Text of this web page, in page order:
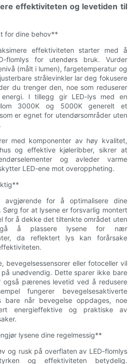
effektiviteten og levetiden til
for dine behov**
effektiviteten starter med å
flomlys for utendørs bruk. Vurder
(målt i lumen), fargetemperatur og
strålevinkler lar deg fokusere
du trenger den, noe som reduserer
I tillegg gir LED-lys med en
3000K og 5000K generelt et
er egnet for utendørsområder uten
med komponenter av høy kvalitet,
og effektive kjøleribber, sikrer at
og avleder varme
LED-ene mot overoppheting.
avgjørende for å optimalisere dine
Sørg for at lysene er forsvarlig montert
for å dekke det tiltenkte området uten
å plassere lysene for nær
da reflektert lys kan forårsake
bevegelsessensorer eller fotoceller vil
unødvendig. Dette sparer ikke bare
også pærenes levetid ved å redusere
fungerer bevegelsesaktiverte
bare når bevegelse oppdages, noe
energieffektive og praktiske av
lysene dine regelmessig**
og rusk på overflaten av LED-flomlys
og effektiviteten betydelig.